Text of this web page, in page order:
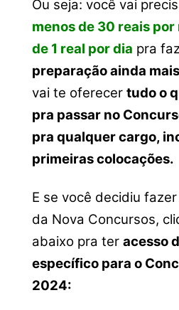
Ou seja: você vai
menos de 30 reais por
de 1 real por dia pra
preparação ainda
vai te oferecer tudo o
pra passar no
pra qualquer cargo,
primeiras colocações.
E se você decidiu
da Nova Concursos,
abaixo pra ter acesso
específico para o
2024: